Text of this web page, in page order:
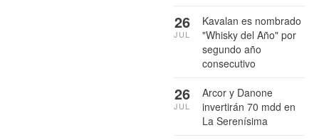
Kavalan es nombrado
"Whisky del Año" por
segundo año
consecutivo
26
JUL
Arcor y Danone
invertirán 70 mdd en
La Serenísima
26
JUL